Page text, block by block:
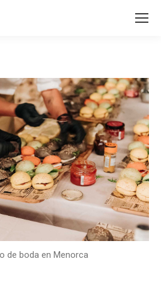
de boda en Menorca